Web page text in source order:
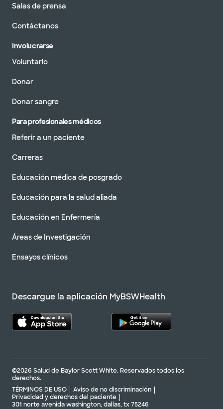
Salas de prensa
Contáctanos
Involucrarse
Voluntario
Donar
Donar sangre
Para profesionales médicos
Referir a un paciente
Carreras
Educación médica de posgrado
Educación para la salud aliada
Educación en Enfermería
Áreas de Investigación
Ensayos clínicos
Descargue la aplicación MyBSWHealth
©2026 Salud de Baylor Scott White. Reservados todos los
derechos.
TÉRMINOS DE USO
Aviso de no discriminación
Privacidad y derechos del paciente
301 norte avenida washington, dallas, tx 75246